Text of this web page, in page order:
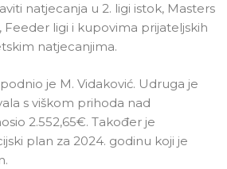
natjecanja u 2. ligi istok, Masters
Feeder ligi i kupovima prijateljskih
natjecanjima.
je M. Vidaković. Udruga je
s viškom prihoda nad
2.552,65€. Također je
plan za 2024. godinu koji je